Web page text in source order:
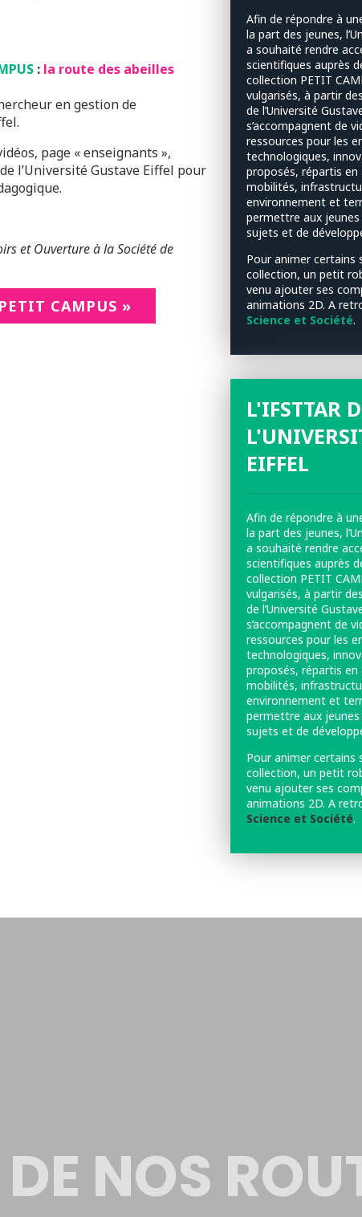
: la route des abeilles
en gestion de
page « enseignants »,
de l’Université Gustave Eiffel pour
et Ouverture à la Société de
CAMPUS »
Afin de répondre à
la part des jeunes,
a souhaité rendre
scientifiques auprès
collection PETIT
vulgarisés, à partir
de l’Université
s’accompagnent de
ressources pour les
technologiques,
proposés, répartis
mobilités,
environnement et
permettre aux jeunes
sujets et de
Pour animer certains
collection, un petit
venu ajouter ses
animations 2D. A
Science et Société.
L'IFSTTAR
EIFFEL
Afin de répondre à
la part des jeunes,
a souhaité rendre
scientifiques auprès
collection PETIT
vulgarisés, à partir
de l’Université
s’accompagnent de
ressources pour les
technologiques,
proposés, répartis
mobilités,
environnement et
permettre aux jeunes
sujets et de
Pour animer certains
collection, un petit
venu ajouter ses
animations 2D. A
Science et Société.
NOS